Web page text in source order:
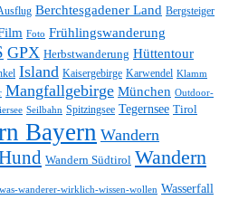
Berchtesgadener Land Bergsteiger
Foto Frühlingswanderung
GPX Herbstwanderung Hüttentour
Island Kaisergebirge Karwendel Klamm
Mangfallgebirge München Outdoor-
Seilbahn Spitzingsee Tegernsee Tirol
Bayern Wandern
Wandern Südtirol Wandern
was-wanderer-wirklich-wissen-wollen Wasserfall